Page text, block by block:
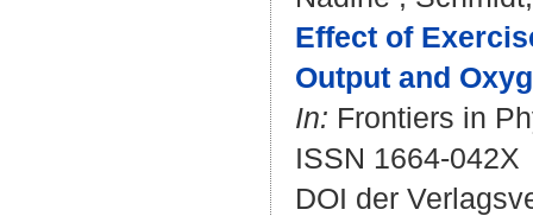
Effect of
Output and
In: Frontiers in
ISSN 1664-042X
DOI der